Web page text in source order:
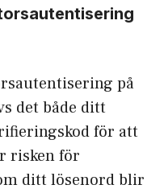
på
det både ditt
för att
risken för
ditt lösenord blir